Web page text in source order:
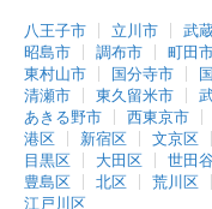
八王子市 立川市 武
昭島市
調布市 町田
東村山市
国分寺市
清瀬市
東久留米市
あきる野市
西東京市
港区
新宿区 文京区
目黒区
大田区 世田
豊島区
北区 荒川区
江戸川区